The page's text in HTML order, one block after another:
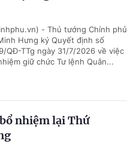
- Thủ tướng Chính phủ
Hưng ký Quyết định số
QĐ-TTg ngày 31/7/2026 về việc
giữ chức Tư lệnh Quân...
nhiệm lại Thứ